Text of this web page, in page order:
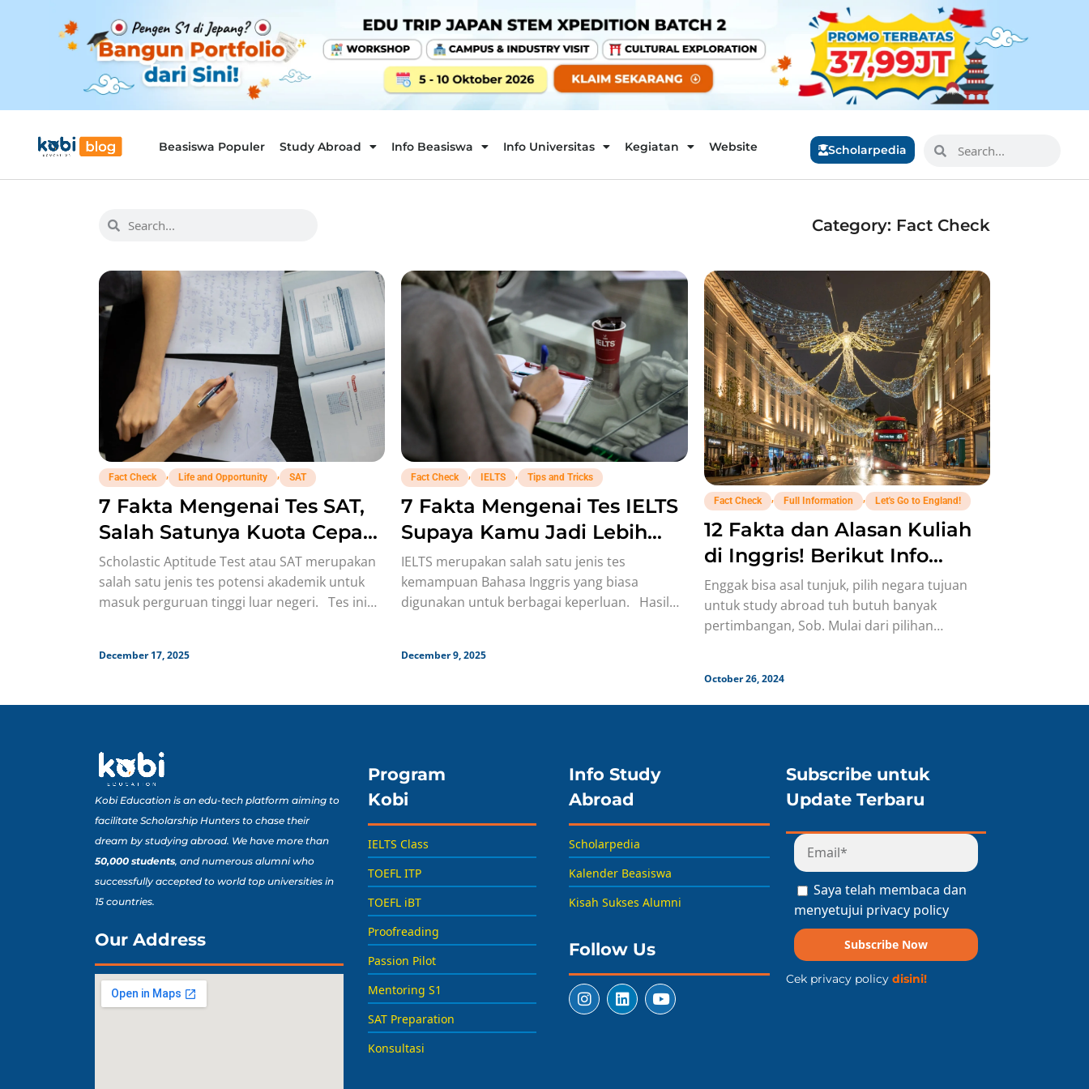
Beasiswa Populer Study Abroad Info Beasiswa Info Universitas Kegiatan Website Scholarpedia
Category: Fact Check
Fact Check Life and Opportunity SAT
7 Fakta Mengenai Tes SAT,
Salah Satunya Kuota Cepat
Habis!
Scholastic Aptitude Test atau SAT merupakan
salah satu jenis tes potensi akademik untuk
masuk perguruan tinggi luar negeri. Tes ini
December 17, 2025
Fact Check , IELTS , Tips and Tricks
7 Fakta Mengenai Tes IELTS
Supaya Kamu Jadi Lebih
Siap Sebelum Daftar!
IELTS merupakan salah satu jenis tes
kemampuan Bahasa Inggris yang biasa
digunakan untuk berbagai keperluan. Hasil
December 9, 2025
Fact Check , Full Information , Let's Go to England!
12 Fakta dan Alasan Kuliah
di Inggris! Berikut Info
Lengkapnya!
Enggak bisa asal tunjuk, pilih negara tujuan
untuk study abroad tuh butuh banyak
pertimbangan, Sob. Mulai dari pilihan
October 26, 2024
Kobi Education is an edu-tech platform aiming to
facilitate Scholarship Hunters to chase their
dream by studying abroad. We have more than
50,000 students, and numerous alumni who
successfully accepted to world top universities in
15 countries.
Our Address
Program
Kobi
IELTS Class
TOEFL ITP
TOEFL iBT
Proofreading
Passion Pilot
Mentoring S1
SAT Preparation
Konsultasi
Info Study
Abroad
Scholarpedia
Kalender Beasiswa
Kisah Sukses Alumni
Follow Us
Subscribe untuk
Update Terbaru
Saya telah membaca dan
menyetujui privacy policy
Subscribe Now
Cek privacy policy disini!